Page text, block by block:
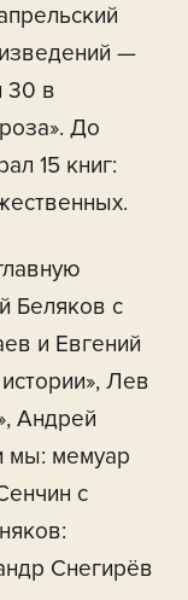
—
30 в
До
15 книг:
Беляков с
и Евгений
Лев
Андрей
мы: мемуар
с
Снегирёв